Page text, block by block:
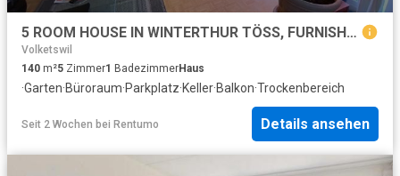
5 ROOM HOUSE IN WINTERTHUR TÖSS, FURNISHED, TEMPORARY
Volketswil
140 m²5 Zimmer1 BadezimmerHaus
·Garten·Büroraum·Parkplatz·Keller·Balkon·Trockenbereich
Seit 2 Wochen bei Rentumo Details ansehen